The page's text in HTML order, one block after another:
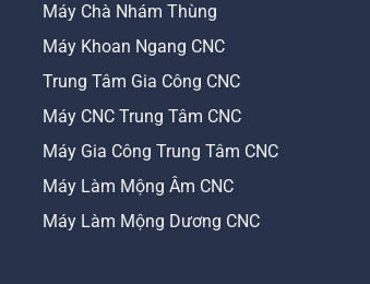
Máy Chà Nhám Thùng
Máy Khoan Ngang CNC
Trung Tâm Gia Công CNC
Máy CNC Trung Tâm CNC
Máy Gia Công Trung Tâm CNC
Máy Làm Mộng Âm CNC
Máy Làm Mộng Dương CNC